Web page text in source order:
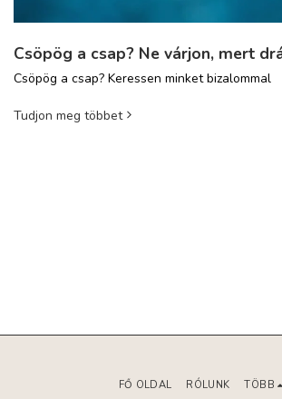
Csöpög a csap? Ne várjon, mert
Csöpög a csap? Keressen minket bizalommal
Tudjon meg többet
FŐ OLDAL RÓLUNK TÖBB